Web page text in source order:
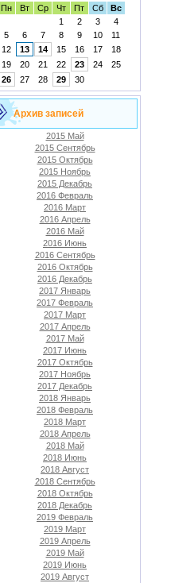
Пн
Вт Ср Чт Пт Сб
Вс
1
2 3
4
5
6 7 8 9 10
11
12
13 14 15 16 17
18
19
20 21 22 23 24
25
26
27 28 29 30
Архив записей
2015 Май
2015 Сентябрь
2015 Октябрь
2015 Ноябрь
2015 Декабрь
2016 Февраль
2016 Март
2016 Апрель
2016 Май
2016 Июнь
2016 Сентябрь
2016 Октябрь
2016 Декабрь
2017 Январь
2017 Февраль
2017 Март
2017 Апрель
2017 Май
2017 Июнь
2017 Октябрь
2017 Ноябрь
2017 Декабрь
2018 Январь
2018 Февраль
2018 Март
2018 Апрель
2018 Май
2018 Июнь
2018 Август
2018 Сентябрь
2018 Октябрь
2018 Декабрь
2019 Февраль
2019 Март
2019 Апрель
2019 Май
2019 Июнь
2019 Август